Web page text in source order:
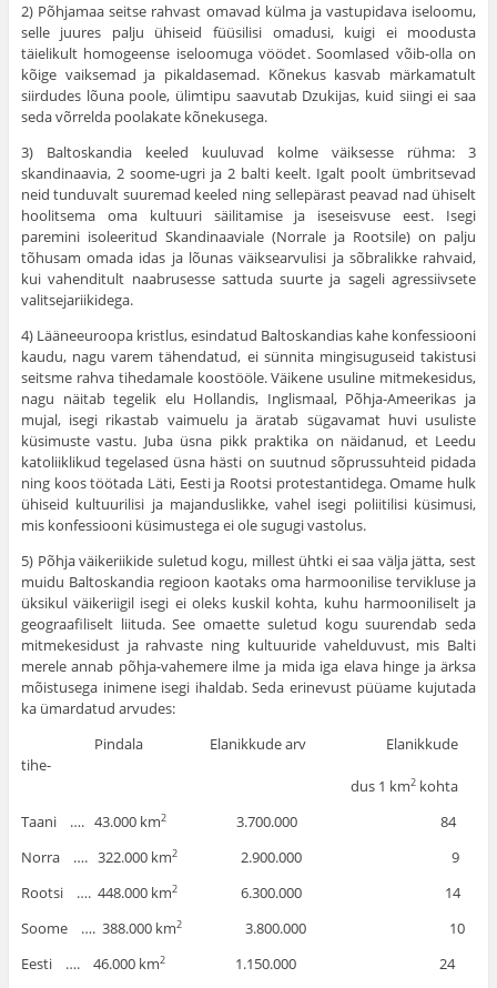
2) Põhjamaa seitse rahvast omavad külma ja vastu­pidava iseloomu,
selle juures palju ühiseid füüsilisi omadusi, kuigi ei moodusta
täielikult homogeense iseloomuga vöödet. Soomlased võib-olla on
kõige vaiksemad ja pikaldasemad. Kõnekus kasvab mär­kamatult
siirdudes lõuna poole, ülimtipu saavutab Dzukijas, kuid siingi ei saa
seda võrrelda poolakate kõnekusega.
3) Baltoskandia keeled kuuluvad kolme väiksesse rüh­ma: 3
skandinaavia, 2 soome-ugri ja 2 balti keelt. Igalt poolt ümbrit­sevad
neid tunduvalt suuremad keeled ning sellepärast peavad nad ühiselt
hoolitsema oma kultuuri säilitamise ja iseseisvuse eest. Isegi
paremini isoleeritud Skandinaaviale (Norrale ja Rootsile) on palju
tõhusam omada idas ja lõunas väiksearvulisi ja sõbralikke rahvaid,
kui vahenditult naabrusesse sattuda suurte ja sageli agressiivsete
valitsejariikidega.
4) Lääneeuroopa kristlus, esindatud Baltoskandias kahe konfessiooni
kaudu, nagu varem tähendatud, ei sünnita mingi­suguseid takistusi
seitsme rahva tihedamale koostööle. Väikene usu­line mitmekesidus,
nagu näitab tegelik elu Hollandis, Inglismaal, Põhja-Ameerikas ja
mujal, isegi rikastab vaimuelu ja äratab sügava­mat huvi usuliste
küsimuste vastu. Juba üsna pikk praktika on näi­danud, et Leedu
katoliiklikud tegelased üsna hästi on suutnud sõp­russuhteid pidada
ning koos töötada Läti, Eesti ja Rootsi protestanti­dega. Omame hulk
ühiseid kultuurilisi ja majanduslikke, vahel isegi poliitilisi küsimusi,
mis konfessiooni küsimustega ei ole sugugi vast­olus.
5) Põhja väikeriikide suletud kogu, millest ühtki ei saa välja jätta, sest
muidu Baltoskandia regioon kaotaks oma har­moonilise tervikluse ja
üksikul väikeriigil isegi ei oleks kuskil kohta, kuhu harmooniliselt ja
geograafiliselt liituda. See omaette suletud kogu suurendab seda
mitmekesidust ja rahvaste ning kultuuride va­helduvust, mis Balti
merele annab põhja-vahemere ilme ja mida iga elava hinge ja ärksa
mõistusega inimene isegi ihaldab. Seda erine­vust püüame kujutada
ka ümardatud arvudes:
Pindala Elanikkude arv Elanikkude
tihe-
dus 1 km2kohta
Taani …. 43.000 km23.700.000 84
Norra …. 322.000 km22.900.000 9
Rootsi …. 448.000 km26.300.000 14
Soome …. 388.000 km23.800.000 10
Eesti …. 46.000 km21.150.000 24